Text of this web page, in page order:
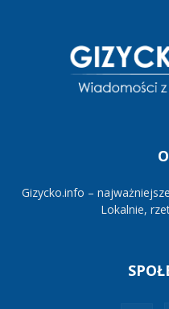
Gizycko.info –
Lokalnie,